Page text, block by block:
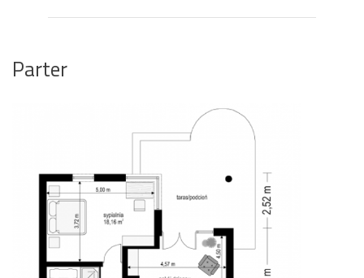
Parter